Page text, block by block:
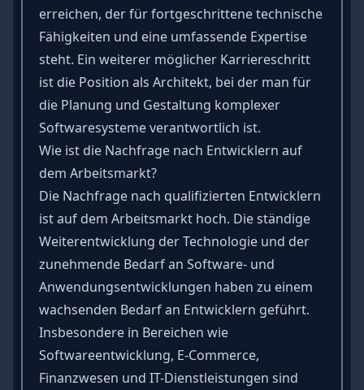
erreichen, der für fortgeschrittene technische
Fähigkeiten und eine umfassende Expertise
steht. Ein weiterer möglicher Karriereschritt
ist die Position als Architekt, bei der man für
die Planung und Gestaltung komplexer
Softwaresysteme verantwortlich ist.
Wie ist die Nachfrage nach Entwicklern auf
dem Arbeitsmarkt?
Die Nachfrage nach qualifizierten Entwicklern
ist auf dem Arbeitsmarkt hoch. Die ständige
Weiterentwicklung der Technologie und der
zunehmende Bedarf an Software- und
Anwendungsentwicklungen haben zu einem
wachsenden Bedarf an Entwicklern geführt.
Insbesondere in Bereichen wie
Softwareentwicklung, E-Commerce,
Finanzwesen und IT-Dienstleistungen sind